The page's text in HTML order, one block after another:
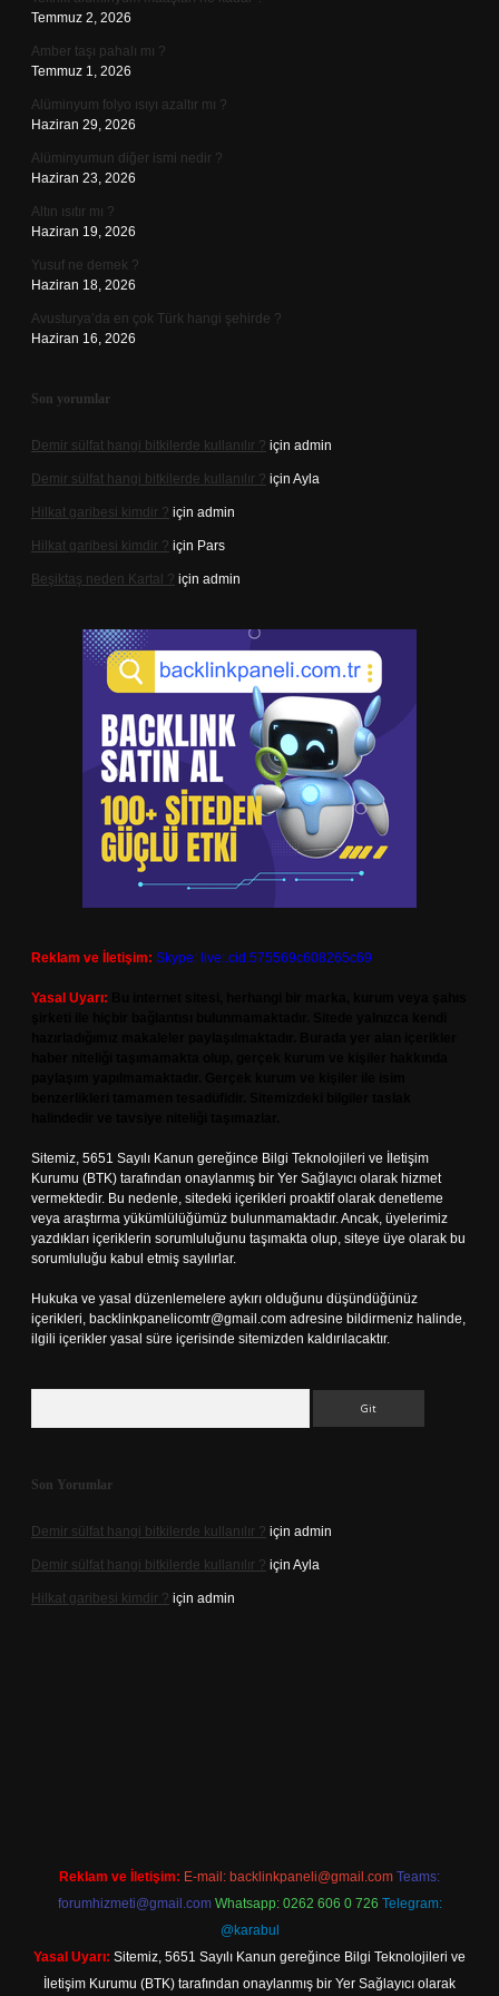
Temmuz 2, 2026
Amber taşı pahalı mı ?
Temmuz 1, 2026
Alüminyum folyo ısıyı azaltır mı ?
Haziran 29, 2026
Alüminyumun diğer ismi nedir ?
Haziran 23, 2026
Altın ısıtır mı ?
Haziran 19, 2026
Yusuf ne demek ?
Haziran 18, 2026
Avusturya’da en çok Türk hangi şehirde ?
Haziran 16, 2026
Son yorumlar
Demir sülfat hangi bitkilerde kullanılır ? için admin
Demir sülfat hangi bitkilerde kullanılır ? için Ayla
Hilkat garibesi kimdir ? için admin
Hilkat garibesi kimdir ? için Pars
Beşiktaş neden Kartal ? için admin
Reklam ve İletişim: Skype: live:.cid.575569c608265c69
Yasal Uyarı:
Sitemiz, 5651 Sayılı Kanun gereğince Bilgi Teknolojileri ve İletişim
Kurumu (BTK) tarafından onaylanmış bir Yer Sağlayıcı olarak hizmet
vermektedir. Bu nedenle, sitedeki içerikleri proaktif olarak denetleme
veya araştırma yükümlülüğümüz bulunmamaktadır. Ancak, üyelerimiz
yazdıkları içeriklerin sorumluluğunu taşımakta olup, siteye üye olarak bu
sorumluluğu kabul etmiş sayılırlar.
Hukuka ve yasal düzenlemelere aykırı olduğunu düşündüğünüz
içerikleri, backlinkpanelicomtr@gmail.com adresine bildirmeniz halinde,
ilgili içerikler yasal süre içerisinde sitemizden kaldırılacaktır.
Son Yorumlar
Demir sülfat hangi bitkilerde kullanılır ? için admin
Demir sülfat hangi bitkilerde kullanılır ? için Ayla
Hilkat garibesi kimdir ? için admin
Reklam ve İletişim: E-mail: backlinkpaneli@gmail.com Teams:
forumhizmeti@gmail.com Whatsapp: 0262 606 0 726 Telegram:
@karabul
Yasal Uyarı: Sitemiz, 5651 Sayılı Kanun gereğince Bilgi Teknolojileri ve
İletişim Kurumu (BTK) tarafından onaylanmış bir Yer Sağlayıcı olarak